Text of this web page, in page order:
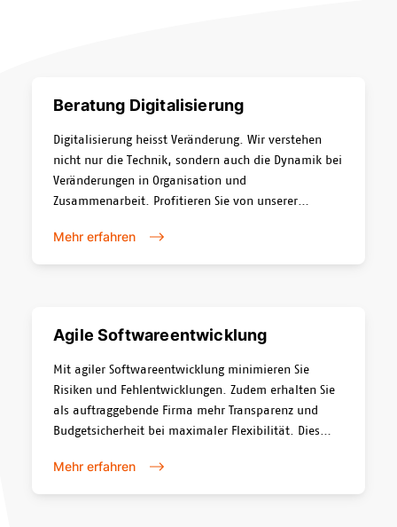
Beratung Digitalisierung
Digitalisierung heisst Veränderung. Wir verstehen
nicht nur die Technik, sondern auch die Dynamik bei
Veränderungen in Organisation und
Zusammenarbeit. Profitieren Sie von unserer
Transformation.
Mehr erfahren
Agile Softwareentwicklung
Mit agiler Softwareentwicklung minimieren Sie
Risiken und Fehlentwicklungen. Zudem erhalten Sie
als auftraggebende Firma mehr Transparenz und
Budgetsicherheit bei maximaler Flexibilität. Dies
entwickelten Systems. Wir bevorzugen es - wenn
immer sinnvoll - auf eine agile Vorgehensweise zu
Mehr erfahren